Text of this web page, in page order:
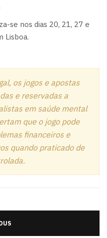
se nos dias 20, 21, 27 e
Lisboa.
os jogos e apostas
e reservadas a
em saúde mental
que o jogo pode
financeiros e
quando praticado de